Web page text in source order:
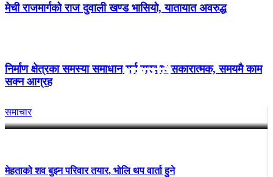
मेची राजमार्गको राज दुवाली खण्ड भासियो, यातायात अवरुद्ध
निर्माण क्षेत्रका समस्या समाधान गर्न सरकार सकारात्मक, समयमै काम
सक्न आग्रह
समाचार
अनुमति
मेहताको शव बुझ्न परिवार तयार, भोलि थप वार्ता हुने